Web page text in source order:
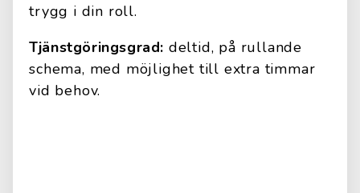
trygg i din roll.
Tjänstgöringsgrad: deltid, på rullande
schema, med möjlighet till extra timmar
vid behov.